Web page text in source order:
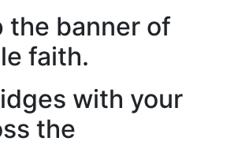
the banner of
faith.
with your
the